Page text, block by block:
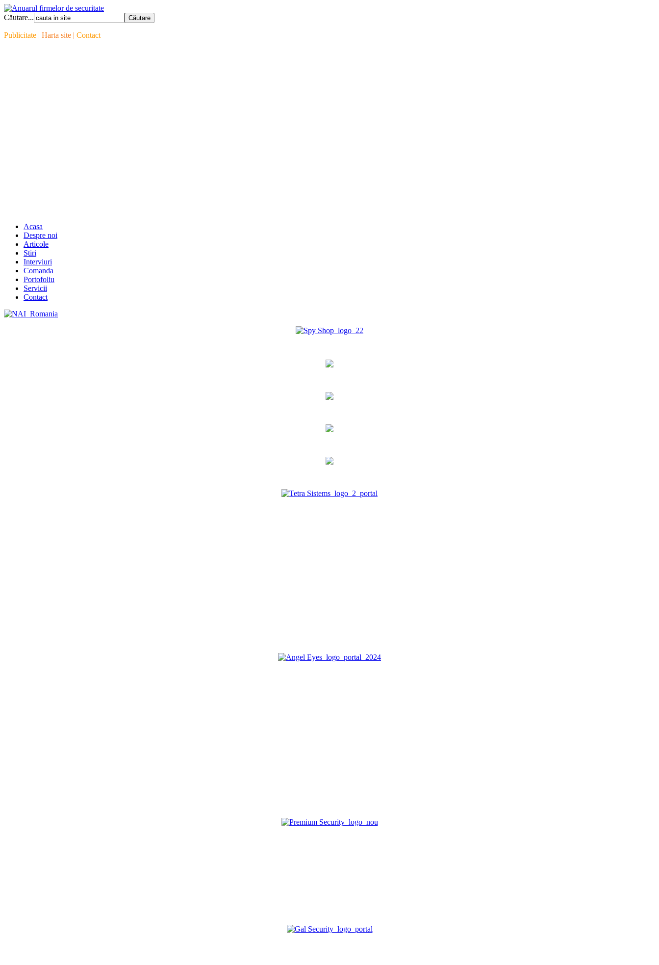
Căutare...
Publicitate | Harta site | Contact
Acasa
Despre noi
Articole
Stiri
Interviuri
Comanda
Portofoliu
Servicii
Contact